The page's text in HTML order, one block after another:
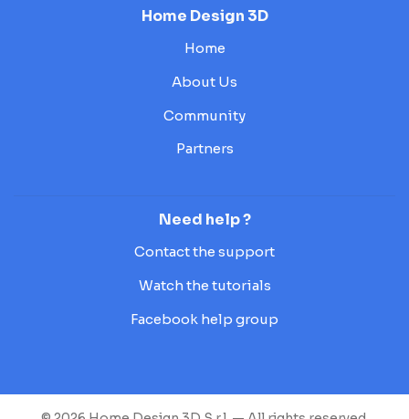
Home Design 3D
Home
About Us
Community
Partners
Need help ?
Contact the support
Watch the tutorials
Facebook help group